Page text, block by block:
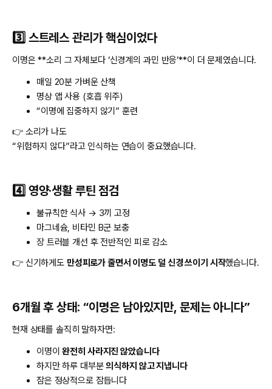
3️⃣ 스트레스 관리가 핵심이었다
이명은 **소리 그 자체보다 ‘신경계의 과민 반응’**이 더 문제였습니다.
매일 20분 가벼운 산책
명상 앱 사용 (호흡 위주)
“이명에 집중하지 않기” 훈련
👉 소리가 나도
“위험하지 않다”라고 인식하는 연습이 중요했습니다.
4️⃣ 영양·생활 루틴 점검
불규칙한 식사 → 3끼 고정
마그네슘, 비타민 B군 보충
장 트러블 개선 후 전반적인 피로 감소
👉 신기하게도 만성피로가 줄면서 이명도 덜 신경 쓰이기 시작했습니다.
6개월 후 상태: “이명은 남아있지만, 문제는 아니다”
현재 상태를 솔직히 말하자면:
이명이완전히 사라지진 않았습니다
하지만 하루 대부분의식하지 않고 지냅니다
잠은 정상적으로 잠듭니다